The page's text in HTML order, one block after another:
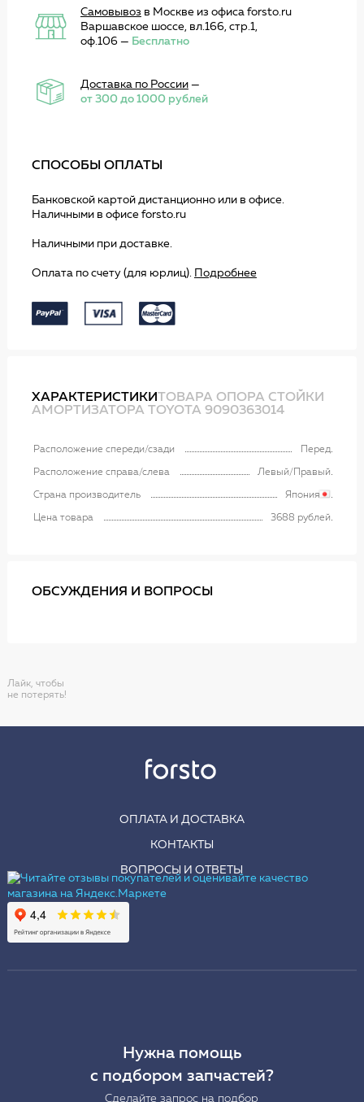
Самовывоз в Москве из офиса forsto.ru
Варшавское шоссе, вл.166, стр.1,
оф.106 — Бесплатно
Доставка по России—
от 300 до 1000 рублей
СПОСОБЫ ОПЛАТЫ
Банковской картой дистанционно или в офисе.
Наличными в офисе forsto.ru
Наличными при доставке.
Оплата по счету (для юрлиц). Подробнее
ХАРАКТЕРИСТИКИТОВАРА ОПОРА СТОЙКИ
АМОРТИЗАТОРА TOYOTA 9090363014
Расположение спереди/сзади Перед
Расположение справа/слева Левый/Правый
Страна производитель Япония
Цена товара 3688 рублей
ОБСУЖДЕНИЯ И ВОПРОСЫ
Лайк, чтобы
не потерять!
ОПЛАТА И ДОСТАВКА
КОНТАКТЫ
ВОПРОСЫ И ОТВЕТЫ
Нужна помощь
с подбором запчастей?
Сделайте запрос на подбор